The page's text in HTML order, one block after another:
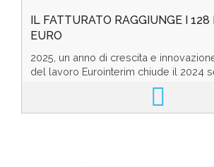
IL FATTURATO RAGGIUNGE I 128
EURO
2025, un anno di crescita e
del lavoro Eurointerim chiude il 2024
aumento del fatturato di quasi il 4% con